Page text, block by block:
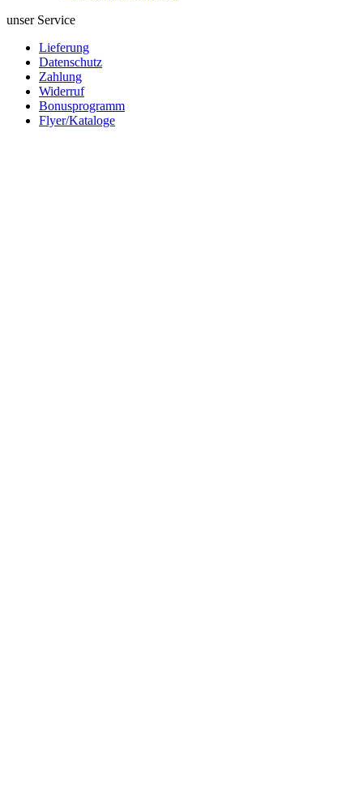
unser Service
Lieferung
Datenschutz
Zahlung
Widerruf
Bonusprogramm
Flyer/Kataloge